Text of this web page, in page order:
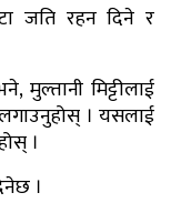
जति रहन दिने र
मिट्टीलाई
। यसलाई
।
।